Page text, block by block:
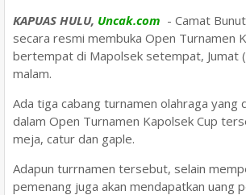
KAPUAS HULU, Uncak.com - Camat
secara resmi membuka Open Turnamen
bertempat di Mapolsek setempat, Jumat
malam.
Ada tiga cabang turnamen olahraga yang
dalam Open Turnamen Kapolsek Cup
meja, catur dan gaple.
Adapun turrnamen tersebut, selain
pemenang juga akan mendapatkan uang